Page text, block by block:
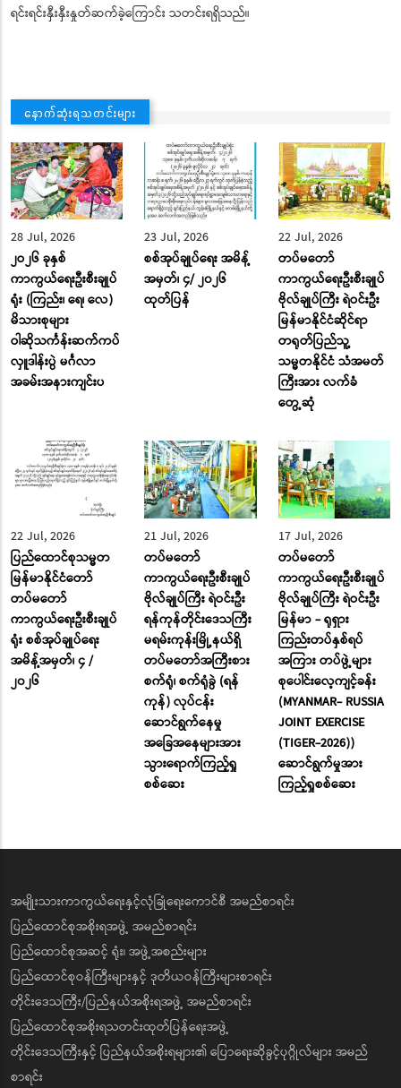
ရင်းရင်းနှီးနှီးနှုတ်ဆက်ခဲ့ကြောင်း သတင်းရရှိသည်။
နောက်ဆုံးရသတင်းများ
28 Jul, 2026
၂ဝ၂၆ ခုနှစ်
ကာကွယ်ရေးဦးစီးချုပ်
ရုံး (ကြည်း၊ ရေ၊ လေ)
မိသားစုများ
ဝါဆိုသင်္ကန်းဆက်ကပ်
လှူဒါန်းပွဲ မင်္ဂလာ
အခမ်းအနားကျင်းပ
23 Jul, 2026
စစ်အုပ်ချုပ်ရေး အမိန့်
အမှတ်၊ ၄/ ၂၀၂၆
ထုတ်ပြန်
22 Jul, 2026
တပ်မတော်
ကာကွယ်ရေးဦးစီးချုပ်
ဗိုလ်ချုပ်ကြီး ရဲဝင်းဦး
မြန်မာနိုင်ငံဆိုင်ရာ
တရုတ်ပြည်သူ့
သမ္မတနိုင်ငံ သံအမတ်
ကြီးအား လက်ခံ
တွေ့ဆုံ
22 Jul, 2026
ပြည်ထောင်စုသမ္မတ
မြန်မာနိုင်ငံတော်
တပ်မတော်
ကာကွယ်ရေးဦးစီးချုပ်
ရုံး စစ်အုပ်ချုပ်ရေး
အမိန့်အမှတ်၊ ၄ /
၂၀၂၆
21 Jul, 2026
တပ်မတော်
ကာကွယ်ရေးဦးစီးချုပ်
ဗိုလ်ချုပ်ကြီး ရဲဝင်းဦး
ရန်ကုန်တိုင်းဒေသကြီး
မရမ်းကုန်းမြို့နယ်ရှိ
တပ်မတော်အကြီးစား
စက်ရုံ၊ စက်ရုံခွဲ (ရန်
ကုန်) လုပ်ငန်း
ဆောင်ရွက်နေမှု
အခြေအနေများအား
သွားရောက်ကြည့်ရှု
စစ်ဆေး
17 Jul, 2026
တပ်မတော်
ကာကွယ်ရေးဦးစီးချုပ်
ဗိုလ်ချုပ်ကြီး ရဲဝင်းဦး
မြန်မာ - ရုရှား
ကြည်းတပ်နှစ်ရပ်
အကြား တပ်ဖွဲ့များ
စုပေါင်းလေ့ကျင့်ခန်း
(MYANMAR- RUSSIA
JOINT EXERCISE
(TIGER-2026))
ဆောင်ရွက်မှုအား
ကြည့်ရှုစစ်ဆေး
အမျိုးသားကာကွယ်ရေးနှင့်လုံခြုံရေးကောင်စီ အမည်စာရင်း
ပြည်ထောင်စုအစိုးရအဖွဲ့ အမည်စာရင်း
ပြည်ထောင်စုအဆင့် ရုံး၊ အဖွဲ့အစည်းများ
ပြည်ထောင်စုဝန်ကြီးများနှင့် ဒုတိယဝန်ကြီးများစာရင်း
တိုင်းဒေသကြီး/ပြည်နယ်အစိုးရအဖွဲ့ အမည်စာရင်း
ပြည်ထောင်စုအစိုးရသတင်းထုတ်ပြန်ရေးအဖွဲ့
တိုင်းဒေသကြီးနှင့် ပြည်နယ်အစိုးရများ၏ ပြောရေးဆိုခွင့်ပုဂ္ဂိုလ်များ အမည်
စာရင်း